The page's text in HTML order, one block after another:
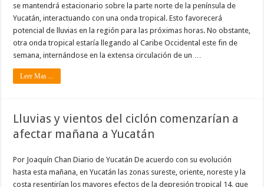
se mantendrá estacionario sobre la parte norte de la península de
Yucatán, interactuando con una onda tropical. Esto favorecerá
potencial de lluvias en la región para las próximas horas. No obstante,
otra onda tropical estaría llegando al Caribe Occidental este fin de
semana, internándose en la extensa circulación de un …
Leer Mas ...
Lluvias y vientos del ciclón comenzarían a
afectar mañana a Yucatán
Por Joaquín Chan Diario de Yucatán De acuerdo con su evolución
hasta esta mañana, en Yucatán las zonas sureste, oriente, noreste y la
costa resentirían los mayores efectos de la depresión tropical 14, que